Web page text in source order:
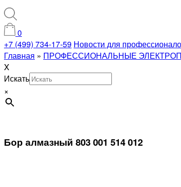
0
+7 (499) 734-17-59 Новости для
Главная » ПРОФЕССИОНАЛЬНЫЕ
X
Искать
×
Бор алмазный 803 001 514 012